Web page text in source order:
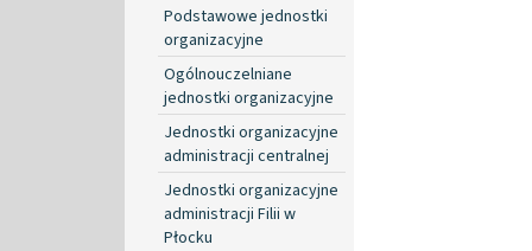
Podstawowe jednostki
organizacyjne
Ogólnouczelniane
jednostki organizacyjne
Jednostki organizacyjne
administracji centralnej
Jednostki organizacyjne
administracji Filii w
Płocku